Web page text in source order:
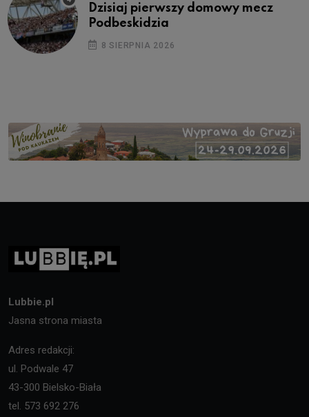
Dzisiaj pierwszy domowy mecz
Podbeskidzia
8 SIERPNIA 2026
Lubbie.pl
Jasna strona miasta
Adres redakcji:
ul. Podwale 47
43-300 Bielsko-Biała
tel. 573 692 276